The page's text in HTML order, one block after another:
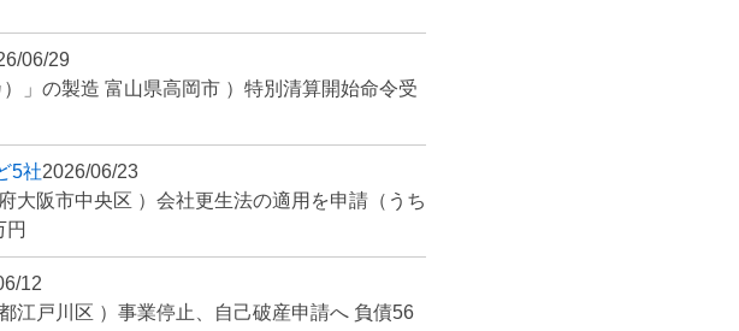
06/29
」の製造 富山県高岡市 ）特別清算開始命令受
5社2026/06/23
大阪市中央区 ）会社更生法の適用を申請（うち
円
12
江戸川区 ）事業停止、自己破産申請へ 負債56